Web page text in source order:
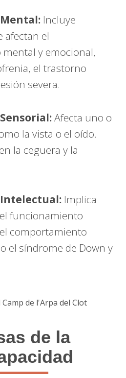
Incluye
afectan el
y emocional,
el trastorno
severa.
Afecta uno o
la vista o el oído.
la ceguera y la
Intelectual: Implica
funcionamiento
comportamiento
el síndrome de Down y
de la